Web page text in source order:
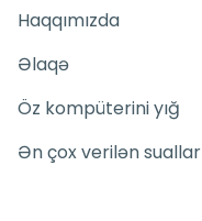
Haqqımızda
Əlaqə
Öz kompüterini yığ
Ən çox verilən suallar